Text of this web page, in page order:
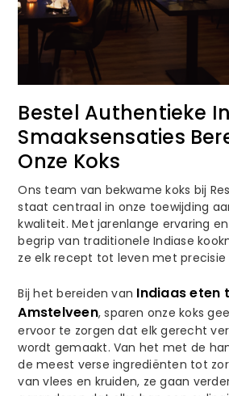
Bestel Authentieke
Smaaksensaties
Onze Koks
Ons team van bekwame koks bij
staat centraal in onze toewijding
kwaliteit. Met jarenlange ervaring
begrip van traditionele Indiase
ze elk recept tot leven met precisie
Bij het bereiden van Indiaas eten
Amstelveen, sparen onze koks
ervoor te zorgen dat elk gerecht
wordt gemaakt. Van het met de
de meest verse ingrediënten tot
van vlees en kruiden, ze gaan